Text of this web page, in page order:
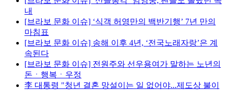
내
[브라보 문화 이슈] ‘식객 허영만의 백반기행’ 7년 만의
마침표
[브라보 문화 이슈] 송해 이후 4년, ‘전국노래자랑’은 계
속된다
[브라보 문화 이슈] 전원주와 선우용여가 말하는 노년의
돈ㆍ행복ㆍ우정
李 대통령 "청년 결혼 망설이는 일 없어야...제도상 불이